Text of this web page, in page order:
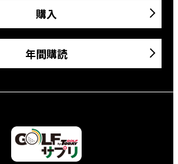
購入
年間購読